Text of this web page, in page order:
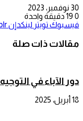
30 نوفمبر، 2023
0
دقيقة واحدة
فيسبوك تويتر لينكدإن
مقالات ذات صلة
دور الآباء في
18 أبريل، 2025